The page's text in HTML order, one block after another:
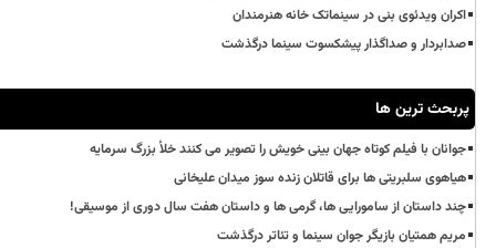
اکران ویدئوی بنی در سینماتک خانه هنرمندان
صدابردار و صداگذار پیشکسوت سینما درگذشت
پربحث ترین ها
جوانان با فیلم کوتاه جهان بینی خویش را تصویر می کنند خلأ بزرگ سرمایه
هیاهوی سلبریتی ها برای قاتلان زنده سوز میدان علیخانی
چند داستان از سامورایی ها، گرمی ها و داستان هفت سال دوری از موسیقی!
مریم همتیان بازیگر جوان سینما و تئاتر درگذشت